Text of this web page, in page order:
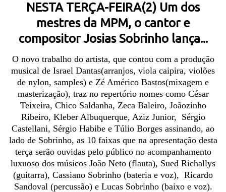
NESTA TERÇA-FEIRA(2) Um dos
mestres da MPM, o cantor e
compositor Josias Sobrinho lança...
O novo trabalho do artista, que contou com a produção
musical de Israel Dantas(arranjos, viola caipira, violões
de nylon, samples) e Zé Américo Bastos(mixagem e
masterização), traz no repertório nomes como César
Teixeira, Chico Saldanha, Zeca Baleiro, Joãozinho
Ribeiro, Kleber Albuquerque, Aziz Junior, Sérgio
Castellani, Sérgio Habibe e Túlio Borges assinando, ao
lado de Sobrinho, as 10 faixas que na apresentação desta
terça serão ouvidas pelo público no acompanhamento
luxuoso dos músicos João Neto (flauta), Sued Richallys
(guitarra), Cassiano Sobrinho (bateria e voz), Ricardo
Sandoval (percussão) e Lucas Sobrinho (baixo e voz).